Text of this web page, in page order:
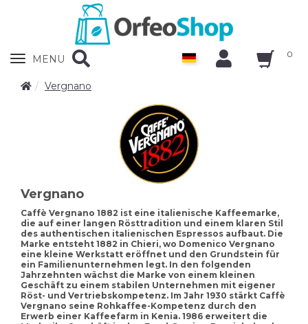
Zobrazit
MENU 0
Vergnano
Vergnano
Caffè Vergnano 1882 ist eine italienische Kaffeemarke,
die auf einer langen Rösttradition und einem klaren Stil
des authentischen italienischen Espressos aufbaut. Die
Marke entsteht 1882 in Chieri, wo Domenico Vergnano
eine kleine Werkstatt eröffnet und den Grundstein für
ein Familienunternehmen legt. In den folgenden
Jahrzehnten wächst die Marke von einem kleinen
Geschäft zu einem stabilen Unternehmen mit eigener
Röst- und Vertriebskompetenz. Im Jahr 1930 stärkt Caffè
Vergnano seine Rohkaffee-Kompetenz durch den
Erwerb einer Kaffeefarm in Kenia. 1986 erweitert die